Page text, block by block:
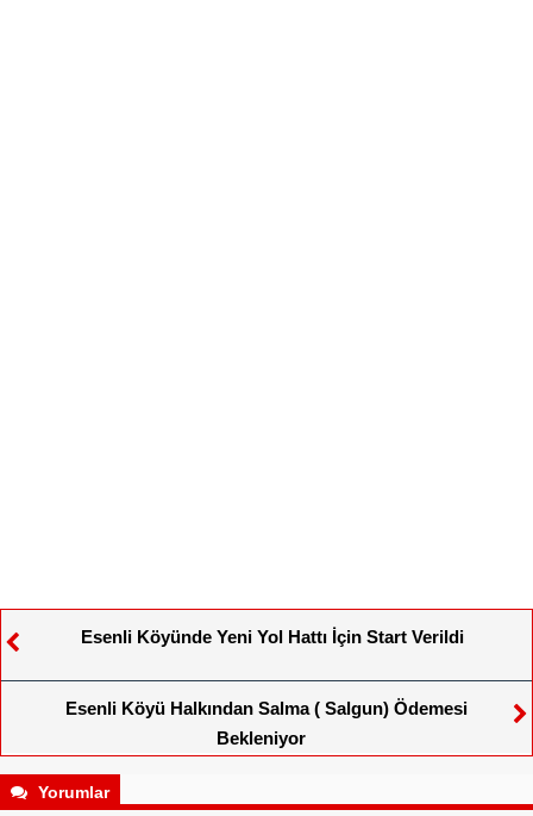
Esenli Köyünde Yeni Yol Hattı İçin Start Verildi
Esenli Köyü Halkından Salma ( Salgun) Ödemesi
Bekleniyor
Yorumlar